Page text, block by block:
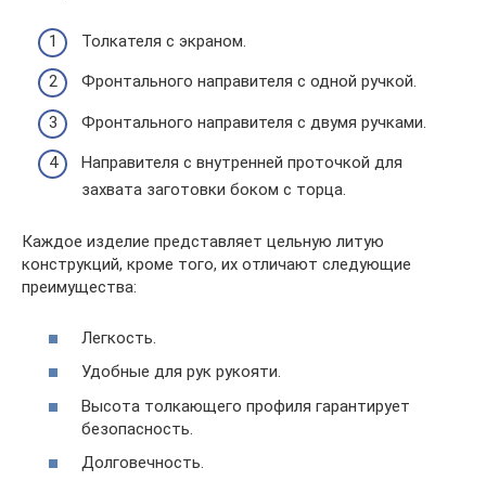
Толкателя с экраном.
Фронтального направителя с одной ручкой.
Фронтального направителя с двумя ручками.
Направителя с внутренней проточкой для
захвата заготовки боком с торца.
Каждое изделие представляет цельную литую
конструкций, кроме того, их отличают следующие
преимущества:
Легкость.
Удобные для рук рукояти.
Высота толкающего профиля гарантирует
безопасность.
Долговечность.